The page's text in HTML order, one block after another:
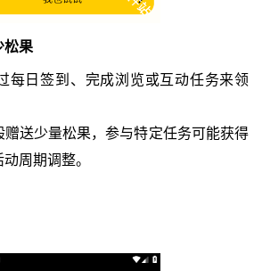
松果
每日签到、完成浏览或互动任务来领
送少量松果，参与特定任务可能获得
周期调整。